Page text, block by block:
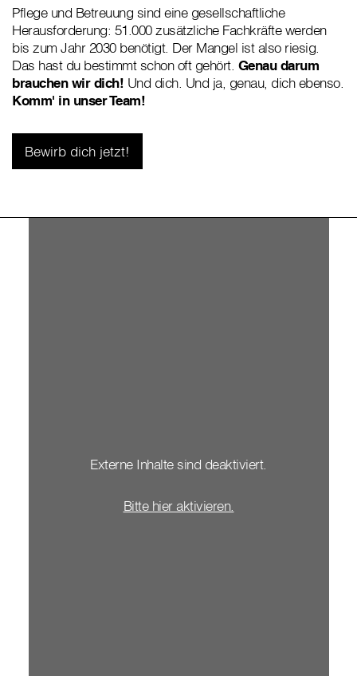
Pflege und Betreuung sind eine gesellschaftliche
Herausforderung: 51.000 zusätzliche Fachkräfte werden
bis zum Jahr 2030 benötigt. Der Mangel ist also riesig.
Das hast du bestimmt schon oft gehört. Genau darum
brauchen wir dich! Und dich. Und ja, genau, dich ebenso.
Komm' in unser Team!
Bewirb dich jetzt!
Externe Inhalte sind deaktiviert.
Bitte hier aktivieren.